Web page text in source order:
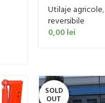
Utilaje agricole,
reversibile
0,00lei
SOLD
OUT